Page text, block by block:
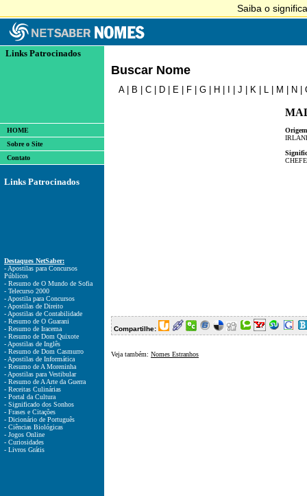
Links Patrocinados
HOME
Sobre o Site
Contato
Links Patrocinados
Destaques NetSaber:
- Apostilas para Concursos
Públicos
- Resumo de O Mundo de Sofia
- Telecurso 2000
- Apostila para Concursos
- Apostilas de Direito
- Apostilas de Contabilidade
- Resumo de O Guarani
- Resumo de Iracema
- Resumo de Dom Quixote
- Apostilas de Inglês
- Resumo de Dom Casmurro
- Apostilas de Informática
- Resumo de A Moreninha
- Apostilas para Vestibular
- Resumo de A Arte da Guerra
- Receitas Culinárias
- Portal da Cultura
- Significado dos Sonhos
- Frases e Citações
- Dicionário de Português
- Ciências Biológicas
- Jogos Online
- Curiosidades
- Livros Grátis
Buscar Nome
A| B C D E F G H J K L M N
Compartilhe:
Veja também: Nomes Estranhos